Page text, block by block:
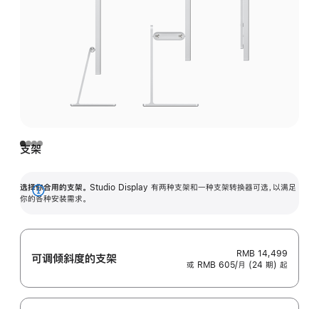
支架
选择你合用的支架。 Studio Display 有两种支架和一种支架转换器可选，以满足
你的各种安装需求。
展
可调倾斜度的支架
RMB 14,499
或 RMB 605/月 (24 期) 起